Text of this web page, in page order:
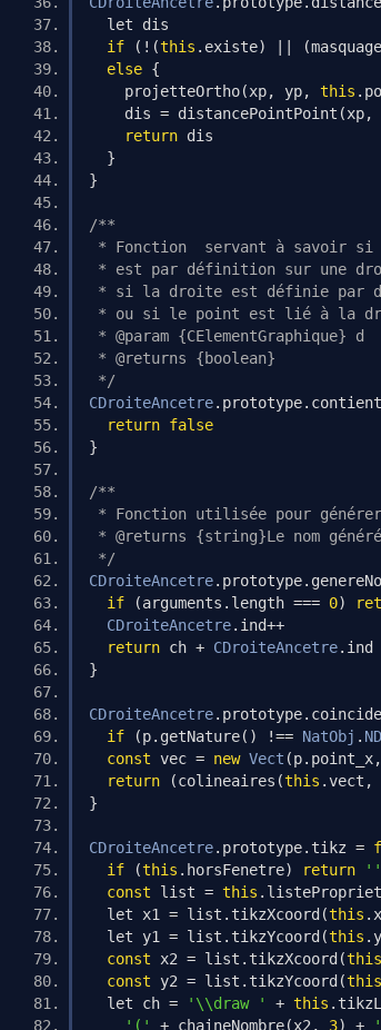
  let dis
if
(!(this . existe) (masquage
else {
    projetteOrtho
(xp, yp, this .
    dis
= distancePointPoint (xp,
return dis
}
}
/**
* Fonction  servant à savoir si
* est par définition sur une
* si la droite est définie par
* ou si le point est lié à la
* @param {CElementGraphique} d
* @returns {boolean}
*/
CDroiteAncetre. prototype.
return false
}
/**
* Fonction utilisée pour
* @returns {string}Le nom généré
*/
CDroiteAncetre. prototype.
if
(arguments . length === 0)
CDroiteAncetre. ind++
return ch + CDroiteAncetre. ind
}
CDroiteAncetre. prototype.
if
(p. getNature() !== NatObj .
const vec = new Vect (p. point_x,
return
(colineaires (this .vect ,
}
CDroiteAncetre. prototype. tikz =
if
(this . horsFenetre) return ''
const list = this .
  let x1
= list . tikzXcoord (this .
  let y1
= list . tikzYcoord (this .
const x2 = list . tikzXcoord (this
const y2 = list . tikzYcoord (this
  let ch
= '\\draw ' + this .
'('
+ chaineNombre(x2 , 3) +